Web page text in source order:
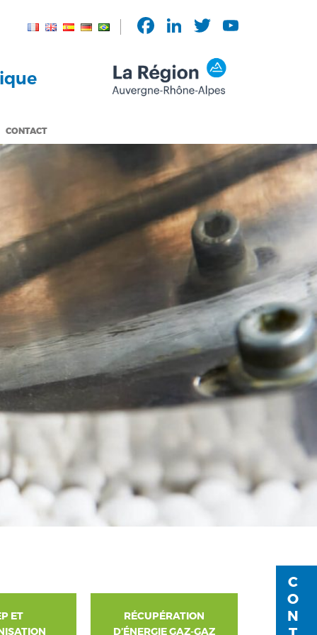
Facebook
LinkedIn
Twitter
CONTACT
ET
RÉCUPÉRATION
D’ÉNERGIE GAZ-GAZ